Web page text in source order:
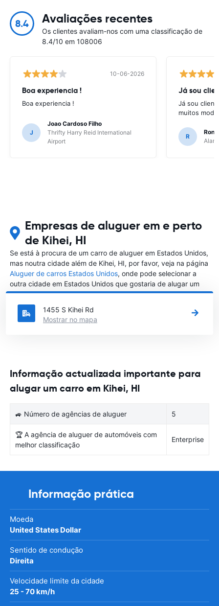
8.4 Avaliações recentes
Os clientes avaliam-nos com uma classificação de
8.4/10 em 108006
10-06-2026
Boa experiencia !
Boa experiencia !
J
Joao Cardoso Filho
Thrifty Harry Reid International
Airport
Já sou
Já sou
muitos
R
Empresas de aluguer em e perto
de Kihei, HI
Se está à procura de um carro de aluguer em Estados Unidos,
mas noutra cidade além de Kihei, HI, por favor, veja na página
Aluguer de carros Estados Unidos, onde pode selecionar a
outra cidade em Estados Unidos que gostaria de alugar um
carro
1455 S Kihei Rd
Mostrar no mapa
Informação actualizada importante para
alugar um carro em Kihei, HI
🚙 Número de agências de aluguer 5
🏆 A agência de aluguer de automóveis com
melhor classificação
Enterprise
Informação prática
Moeda
United States Dollar
Sentido de condução
Direita
Velocidade limite da cidade
25 - 70 km/h